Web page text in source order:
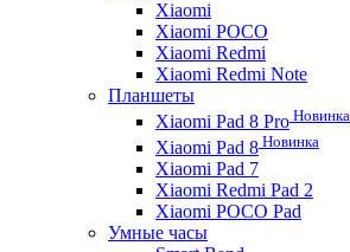
Xiaomi
Xiaomi POCO
Xiaomi Redmi
Xiaomi Redmi Note
Планшеты
Xiaomi Pad 8 Pro Новинка
Xiaomi Pad 8 Новинка
Xiaomi Pad 7
Xiaomi Redmi Pad 2
Xiaomi POCO Pad
Умные часы